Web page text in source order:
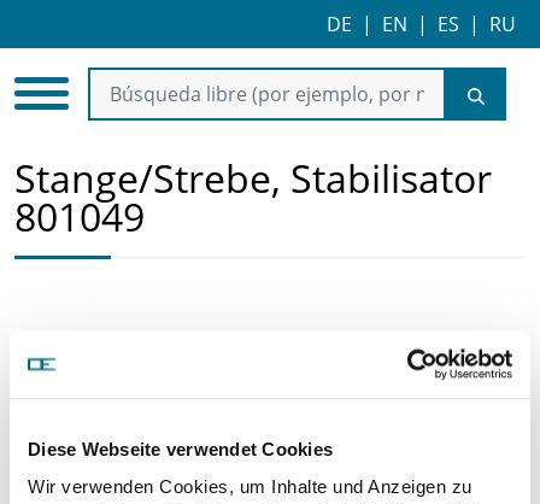
Diese Webseite verwendet Cookies
Wir verwenden Cookies, um Inhalte und Anzeigen zu
DE | EN | ES | RU
Stange/Strebe, Stabilisator
801049